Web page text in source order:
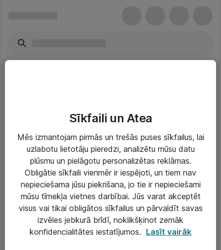
Risinājumi & Pakalpojumi
IT serviss un atbalsts
IT infrastruktūra
Darba vietu IT risinājumi
Sīkfaili un Atea
Mēs izmantojam pirmās un trešās puses sīkfailus, lai
uzlabotu lietotāju pieredzi, analizētu mūsu datu
plūsmu un pielāgotu personalizētas reklāmas.
Obligātie sīkfaili vienmēr ir iespējoti, un tiem nav
nepieciešama jūsu piekrišana, jo tie ir nepieciešami
mūsu tīmekļa vietnes darbībai. Jūs varat akceptēt
visus vai tikai obligātos sīkfailus un pārvaldīt savas
izvēles jebkurā brīdī, noklikšķinot zemāk
konfidencialitātes iestatījumos. Lasīt vairāk